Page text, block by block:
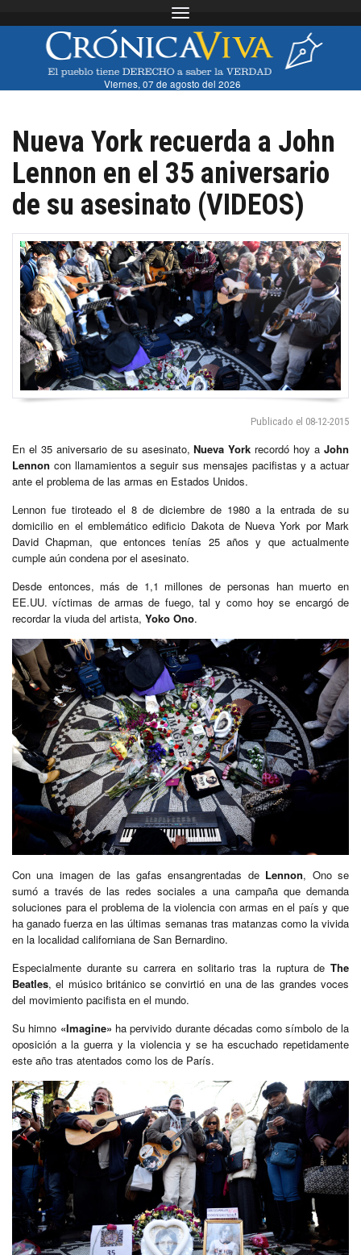
Toggle navigation
Viernes, 07 de agosto del 2026
Nueva York recuerda a John
Lennon en el 35 aniversario
de su asesinato (VIDEOS)
Publicado el 08-12-2015
En el 35 aniversario de su asesinato,Nueva York recordó hoy aJohn
Lennon con llamamientos a seguir sus mensajes pacifistas y a actuar
ante el problema de las armas en Estados Unidos.
Lennon fue tiroteado el 8 de diciembre de 1980 a la entrada de su
domicilio en el emblemático edificio Dakota de Nueva York por Mark
David Chapman, que entonces tenías 25 años y que actualmente
cumple aún condena por el asesinato.
Desde entonces, más de 1,1 millones de personas han muerto en
EE.UU. víctimas de armas de fuego, tal y como hoy se encargó de
recordar la viuda del artista, Yoko Ono.
Con una imagen de las gafas ensangrentadas de Lennon, Ono se
sumó a través de las redes sociales a una campaña que demanda
soluciones para el problema de la violencia con armas en el país y que
ha ganado fuerza en las últimas semanas tras matanzas como la vivida
en la localidad californiana de San Bernardino.
Especialmente durante su carrera en solitario tras la ruptura de The
Beatles, el músico británico se convirtió en una de las grandes voces
del movimiento pacifista en el mundo.
Su himno «Imagine» ha pervivido durante décadas como símbolo de la
oposición a la guerra y la violencia y se ha escuchado repetidamente
este año tras atentados como los de París.